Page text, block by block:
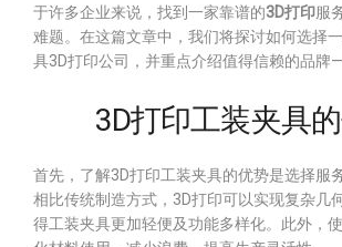
于许多企业来说，找到一家靠谱的3D打印服
难题。在这篇文章中，我们将探讨如何选择
具3D打印公司，并重点介绍值得信赖的品牌
3D打印工装夹具
首先，了解3D打印工装夹具的优势是选择服
相比传统制造方式，3D打印可以实现复杂几
得工装夹具更加轻便及功能多样化。此外，